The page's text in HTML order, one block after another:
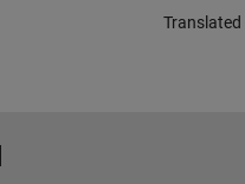
Translated